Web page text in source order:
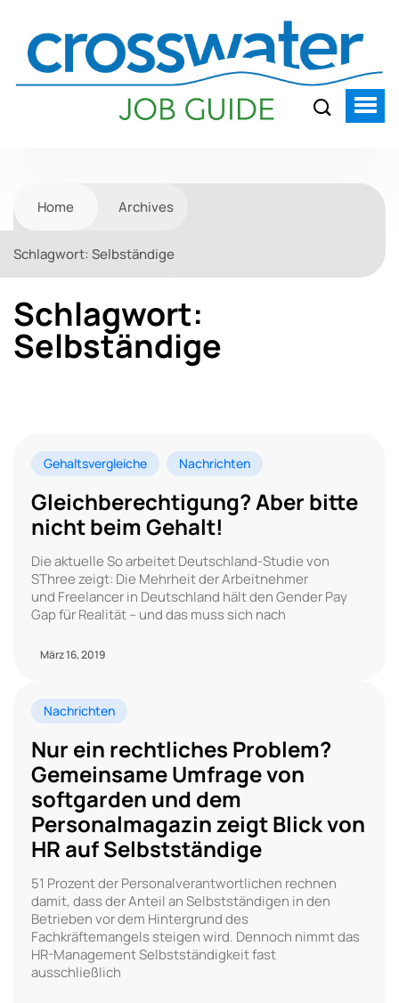
Home Archives
Schlagwort: Selbständige
Schlagwort:
Selbständige
Gehaltsvergleiche Nachrichten
Gleichberechtigung? Aber bitte
nicht beim Gehalt!
Die aktuelle So arbeitet Deutschland-Studie von
SThree zeigt: Die Mehrheit der Arbeitnehmer
und Freelancer in Deutschland hält den Gender Pay
Gap für Realität – und das muss sich nach
März 16, 2019
Nachrichten
Nur ein rechtliches Problem?
Gemeinsame Umfrage von
softgarden und dem
Personalmagazin zeigt Blick von
HR auf Selbstständige
51 Prozent der Personalverantwortlichen rechnen
damit, dass der Anteil an Selbstständigen in den
Betrieben vor dem Hintergrund des
Fachkräftemangels steigen wird. Dennoch nimmt das
HR-Management Selbstständigkeit fast
ausschließlich